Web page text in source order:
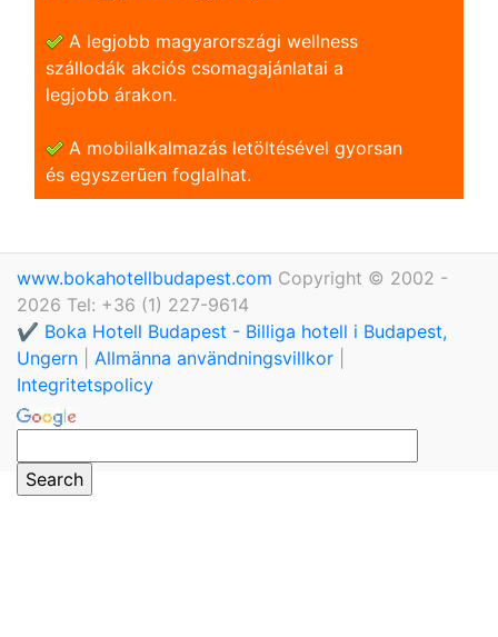
A legjobb magyarországi wellness
szállodák akciós csomagajánlatai a
legjobb árakon.
A mobilalkalmazás letöltésével gyorsan
és egyszerũen foglalhat.
www.bokahotellbudapest.com Copyright © 2002 -
2026 Tel: +36 (1) 227-9614
✔️ Boka Hotell Budapest - Billiga hotell i Budapest,
Ungern
Allmänna användningsvillkor
Integritetspolicy